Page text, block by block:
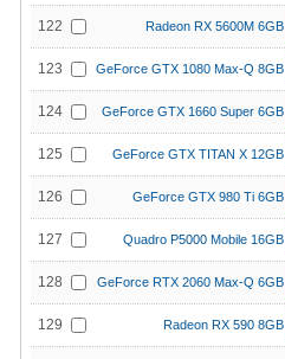
122 Radeon RX 5600M 6GB
123 GeForce GTX 1080 Max-Q 8GB
124 GeForce GTX 1660 Super 6GB
125 GeForce GTX TITAN X 12GB
126 GeForce GTX 980 Ti 6GB
127 Quadro P5000 Mobile 16GB
128 GeForce RTX 2060 Max-Q 6GB
129 Radeon RX 590 8GB